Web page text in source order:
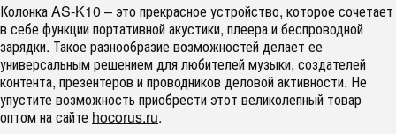
Колонка AS-K10 – это прекрасное устройство, которое сочетает
в себе функции портативной акустики, плеера и беспроводной
зарядки. Такое разнообразие возможностей делает ее
универсальным решением для любителей музыки, создателей
контента, презентеров и проводников деловой активности. Не
упустите возможность приобрести этот великолепный товар
оптом на сайте hocorus.ru.